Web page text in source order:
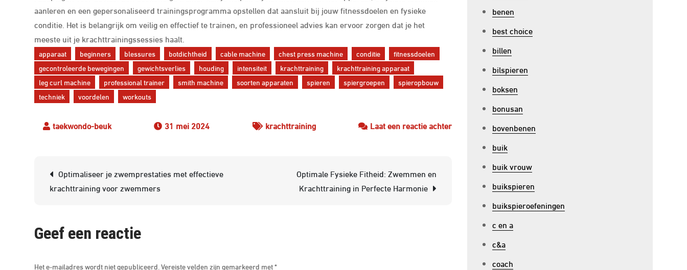
aanleren en een gepersonaliseerd trainingsprogramma opstellen dat aansluit bij jouw fitnessdoelen en fysieke
conditie. Het is belangrijk om veilig en effectief te trainen, en professioneel advies kan ervoor zorgen dat je het
meeste uit je krachttrainingssessies haalt.
apparaat beginners blessures botdichtheid cable machine chest press machine conditie
fitnessdoelen
gecontroleerde bewegingen
gewichtsverlies houding intensiteit krachttraining
krachttraining apparaat
leg curl machine
professional trainer smith machine soorten apparaten spieren spiergroepen
spieropbouw
techniek
voordelen workouts
31 mei 2024 krachttraining Laat een reactie achterop
Voordelen
Krachttraining
Apparaat
Berichtnavigatie
Optimaliseer je zwemprestaties met effectieve
krachttraining voor zwemmers
Optimale Fysieke Fitheid: Zwemmen en
Krachttraining in Perfecte Harmonie
Geef een reactie
Het e-mailadres wordt niet gepubliceerd. Vereiste velden zijn gemarkeerd met*
benen
best choice
billen
bilspieren
boksen
bonusan
bovenbenen
buik
buik vrouw
buikspieren
buikspieroefeningen
c en a
c&a
coach